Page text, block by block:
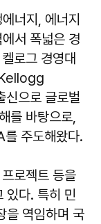
너지, 에너지
서 폭넓은 경
로그 경영대
으로 글로벌
를 바탕으로,
를 주도해왔다.
로젝트 등을
있다. 특히 민
을 역임하며 국